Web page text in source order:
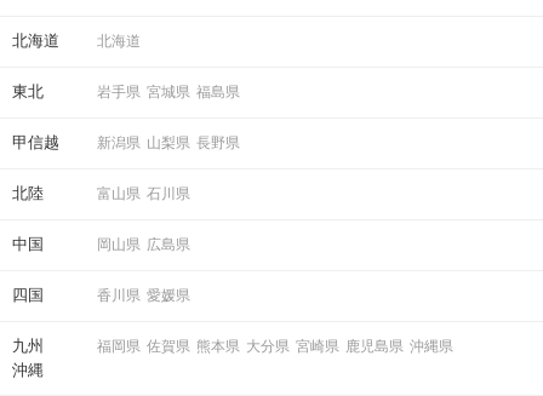
北海道 北海道
東北 岩手県 宮城県 福島県
甲信越 新潟県 山梨県 長野県
北陸 富山県 石川県
中国 岡山県 広島県
四国 香川県 愛媛県
九州
沖縄
福岡県 佐賀県 熊本県 大分県 宮崎県 鹿児島県 沖縄県